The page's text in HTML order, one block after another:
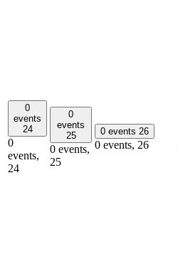
0
events
24
0
events,
24
0
events
25
0 events,
25
0 events 26
0 events, 26